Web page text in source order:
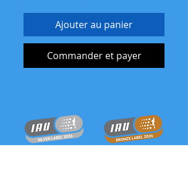
Ajouter au panier
Commander et payer